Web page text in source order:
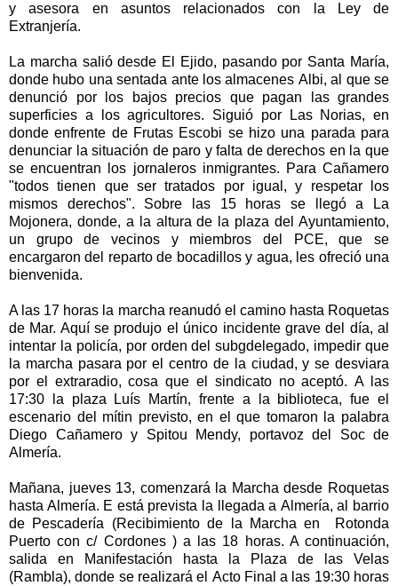
y asesora en asuntos relacionados con
la Leyde
Extranjería.
La marcha salió desde El Ejido, pasando por Santa María,
donde hubo una sentada ante los almacenes Albi, al que se
denunció por los bajos precios que pagan las grandes
superficies a los agricultores. Siguió por Las Norias, en
donde enfrente de Frutas Escobi se hizo una parada para
denunciar la situación de paro y falta de derechos en la que
se encuentran los jornaleros inmigrantes. Para Cañamero
"todos tienen que ser tratados por igual, y respetar los
mismos derechos". Sobre las 15 horas se llegó a
La
Mojonera, donde, a la altura de la plaza del Ayuntamiento,
un grupo de vecinos y miembros del PCE, que se
encargaron del reparto de bocadillos y agua, les ofreció una
bienvenida.
A las 17 horas la marcha reanudó el camino hasta Roquetas
de Mar. Aquí se produjo el único incidente grave del día, al
intentar la policía, por orden del subgdelegado, impedir que
la marcha pasara por el centro de la ciudad, y se desviara
por el extraradio, cosa que el sindicato no aceptó. A las
17:30 la plaza Luís Martín, frente a la biblioteca, fue el
escenario del mítin previsto, en el que tomaron la palabra
Diego Cañamero y Spitou Mendy, portavoz del Soc de
Almería.
Mañana, jueves 13, comenzará la Marcha desde Roquetas
hasta Almería. E está prevista la llegada a Almería, al barrio
de Pescadería (Recibimiento de
la Marcha en Rotonda
Puerto con c/ Cordones ) a las 18 horas. A continuación,
salida en Manifestación hasta
la Plaza de las Velas
(Rambla), donde se realizará el Acto Final a las 19:30 horas